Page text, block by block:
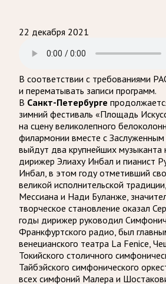
22 декабря 2021
В соответствии с требованиями
и перематывать записи программ.
В Санкт-Петербурге
зимний фестиваль «Площадь
на сцену великолепного
филармонии вместе с
выйдут два крупнейших
дирижер Элиаху Инбал и пианист
Инбал, в этом году отметивший
великой исполнительской
Мессиана и Нади Буланже,
творческое становление оказал
годы дирижер руководил
Франкфуртского радио, был
венецианского театра La Fenice,
Токийского столичного
Тайбэйского симфонического
всех симфоний Малера и